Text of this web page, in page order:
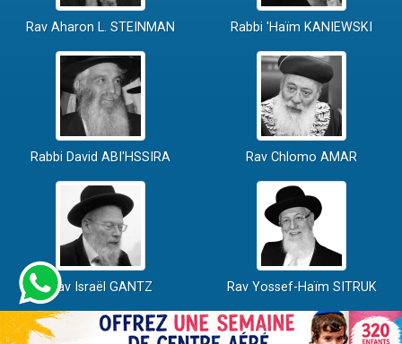
Rav Aharon L. STEINMAN Rabbi 'Haïm KANIEWSKI
Rabbi David ABI'HSSIRA Rav Chlomo AMAR
Rav Israël GANTZ Rav Yossef-Haïm SITRUK